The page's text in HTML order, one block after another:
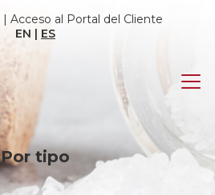
| Acceso al Portal del Cliente
EN | ES
Por tipo